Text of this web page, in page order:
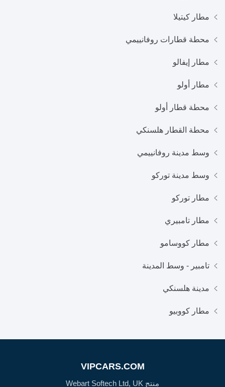
مطار كيتيلا
محطة قطارات روفانييمي
مطار إيفالو
مطار أولو
محطة قطار أولو
محطة القطار هلسنكي
وسط مدينة روفانييمي
وسط مدينة توركو
مطار توركو
مطار تامبيري
مطار كووسامو
تامبير - وسط المدينة
مدينة هلسنكي
مطار كووبيو
VIPCARS.COM
منتج Webart Softech Ltd, UK